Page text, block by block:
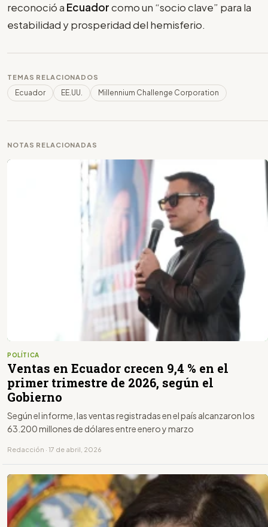
reconoció a Ecuadorcomo un “socio clave” para la
estabilidad y prosperidad del hemisferio.
TEMAS RELACIONADOS
Ecuador EE.UU. Millennium Challenge Corporation
NOTAS RELACIONADAS
POLÍTICA
Ventas en Ecuador crecen 9,4 % en el
primer trimestre de 2026, según el
Gobierno
Según el informe, las ventas registradas en el país alcanzaron los
63.200 millones de dólares entre enero y marzo
Redacción · 17 de abril, 2026